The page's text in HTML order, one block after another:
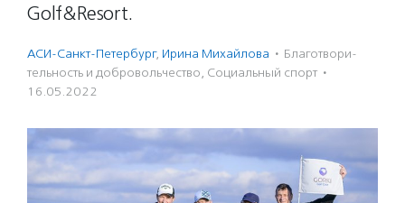
Golf&Resort.
АСИ-Санкт-Петербург, Ирина Михайлова · Благотвори­
тель­ность и доброволь­чест­во, Социальный спорт ·
16.05.2022